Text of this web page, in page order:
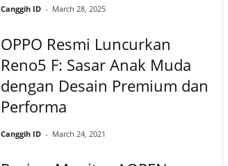
Canggih ID - March 28, 2025
OPPO Resmi Luncurkan
Reno5 F: Sasar Anak Muda
dengan Desain Premium dan
Performa
Canggih ID - March 24, 2021